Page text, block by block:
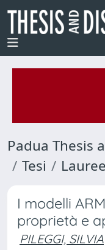
Padua Thesis
Tesi
I modelli
proprietà e
PILEGGI, SILVIA